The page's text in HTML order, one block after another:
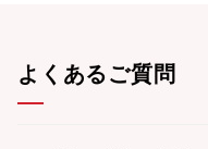
よくあるご質問